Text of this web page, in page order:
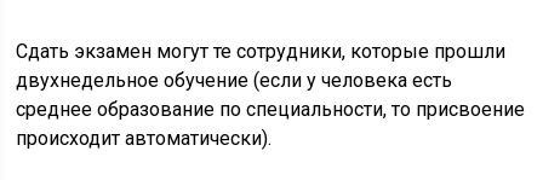
Сдать экзамен могут те сотрудники, которые прошли
двухнедельное обучение (если у человека есть
среднее образование по специальности, то присвоение
происходит автоматически).